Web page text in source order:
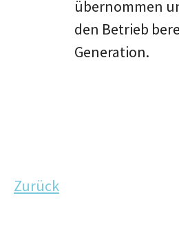
übernommen
den Betrieb
Generation.
Zurück